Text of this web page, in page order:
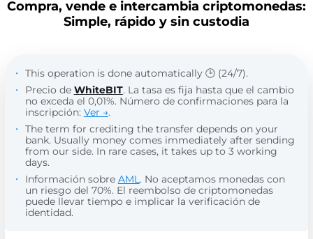
Compra, vende e intercambia criptomonedas:
Simple, rápido y sin custodia
This operation is done automatically 🕒 (24/7).
Precio de WhiteBIT. La tasa es fija hasta que el cambio
no exceda el 0,01%. Número de confirmaciones para la
inscripción: Ver →.
The term for crediting the transfer depends on your
bank. Usually money comes immediately after sending
from our side. In rare cases, it takes up to 3 working
days.
Información sobre AML. No aceptamos monedas con
un riesgo del 70%. El reembolso de criptomonedas
puede llevar tiempo e implicar la verificación de
identidad.